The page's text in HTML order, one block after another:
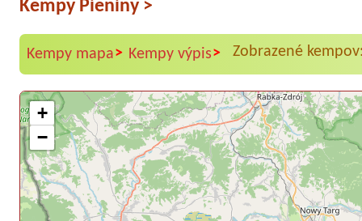
Kempy Pieniny >
Kempy mapa> Kempy výpis> Zobrazené
+
−